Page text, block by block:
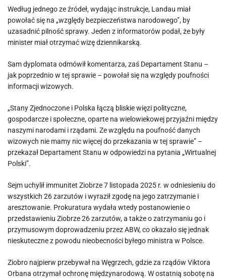
Według jednego ze źródeł, wydając instrukcje, Landau miał
powołać się na „względy bezpieczeństwa narodowego”, by
uzasadnić pilność sprawy. Jeden z informatorów podał, że były
minister miał otrzymać wizę dziennikarską.
Sam dyplomata odmówił komentarza, zaś Departament Stanu –
jak poprzednio w tej sprawie – powołał się na względy poufności
informacji wizowych.
„Stany Zjednoczone i Polska łączą bliskie więzi polityczne,
gospodarcze i społeczne, oparte na wielowiekowej przyjaźni między
naszymi narodami i rządami. Ze względu na poufność danych
wizowych nie mamy nic więcej do przekazania w tej sprawie” –
przekazał Departament Stanu w odpowiedzi na pytania „Wirtualnej
Polski”.
Sejm uchylił immunitet Ziobrze 7 listopada 2025 r. w odniesieniu do
wszystkich 26 zarzutów i wyraził zgodę na jego zatrzymanie i
aresztowanie. Prokuratura wydała wtedy postanowienie o
przedstawieniu Ziobrze 26 zarzutów, a także o zatrzymaniu go i
przymusowym doprowadzeniu przez ABW, co okazało się jednak
nieskuteczne z powodu nieobecności byłego ministra w Polsce.
Ziobro najpierw przebywał na Węgrzech, gdzie za rządów Viktora
Orbana otrzymał ochronę międzynarodową. W ostatnią sobotę na